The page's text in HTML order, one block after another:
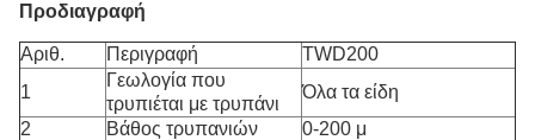
Προδιαγραφή
Αριθ. Περιγραφή
TWD200
1
Γεωλογία που
τρυπιέται με τρυπάνι
Όλα τα είδη
2
Βάθος τρυπανιών
0-200 μ